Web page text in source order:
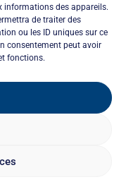
informations des appareils.
de traiter des
ou les ID uniques sur ce
consentement peut avoir
fonctions.